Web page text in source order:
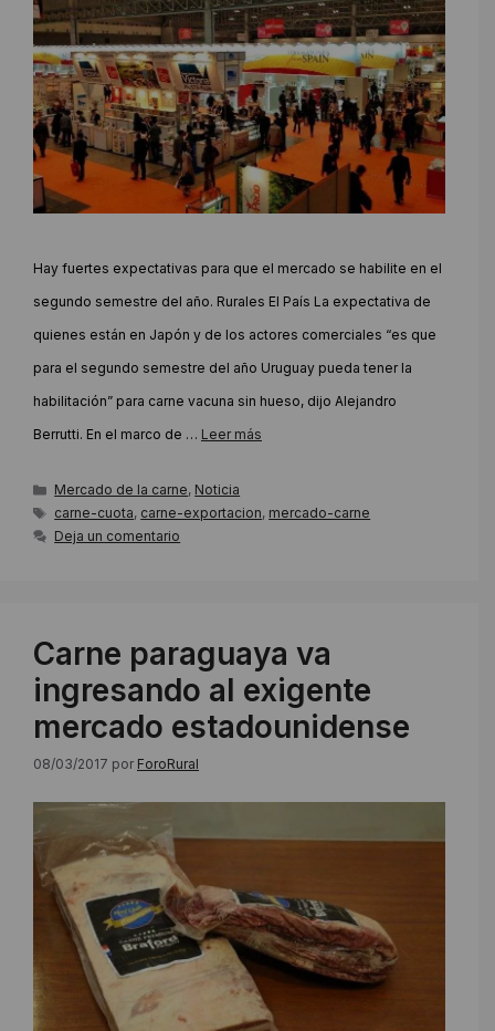
Hay fuertes expectativas para que el mercado se habilite en el
segundo semestre del año. Rurales El País La expectativa de
quienes están en Japón y de los actores comerciales “es que
para el segundo semestre del año Uruguay pueda tener la
habilitación” para carne vacuna sin hueso, dijo Alejandro
Berrutti. En el marco de … Leer más
Categorías
Mercado de la carne, Noticia
Etiquetas
carne-cuota, carne-exportacion, mercado-carne
Deja un comentario
Carne paraguaya va
ingresando al exigente
mercado estadounidense
08/03/2017 por ForoRural